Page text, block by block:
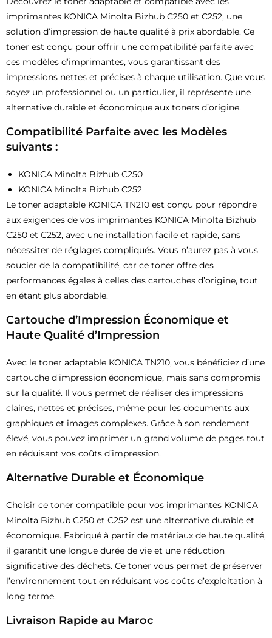
imprimantes KONICA Minolta Bizhub C250 et C252, une
solution d’impression de haute qualité à prix abordable. Ce
toner est conçu pour offrir une compatibilité parfaite avec
ces modèles d’imprimantes, vous garantissant des
impressions nettes et précises à chaque utilisation. Que vous
soyez un professionnel ou un particulier, il représente une
alternative durable et économique aux toners d’origine.
Compatibilité Parfaite avec les Modèles
suivants :
KONICA Minolta Bizhub C250
KONICA Minolta Bizhub C252
Le toner adaptable KONICA TN210 est conçu pour répondre
aux exigences de vos imprimantes KONICA Minolta Bizhub
C250 et C252, avec une installation facile et rapide, sans
nécessiter de réglages compliqués. Vous n’aurez pas à vous
soucier de la compatibilité, car ce toner offre des
performances égales à celles des cartouches d’origine, tout
en étant plus abordable.
Cartouche d’Impression Économique et
Haute Qualité d’Impression
Avec le toner adaptable KONICA TN210, vous bénéficiez d’une
cartouche d’impression économique, mais sans compromis
sur la qualité. Il vous permet de réaliser des impressions
claires, nettes et précises, même pour les documents aux
graphiques et images complexes. Grâce à son rendement
élevé, vous pouvez imprimer un grand volume de pages tout
en réduisant vos coûts d’impression.
Alternative Durable et Économique
Choisir ce toner compatible pour vos imprimantes KONICA
Minolta Bizhub C250 et C252 est une alternative durable et
économique. Fabriqué à partir de matériaux de haute qualité,
il garantit une longue durée de vie et une réduction
significative des déchets. Ce toner vous permet de préserver
l’environnement tout en réduisant vos coûts d’exploitation à
long terme.
Livraison Rapide au Maroc